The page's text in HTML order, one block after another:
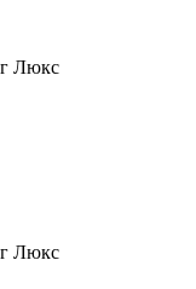
Люкс
Люкс